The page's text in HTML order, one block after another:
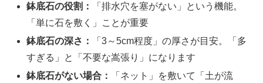
鉢底石の役割：
「排水穴を塞がない」という機能。
「単に石を敷く」ことが重要
鉢底石の深さ：
「3～5cm程度」の厚さが目安。「多
すぎる」と「不要な嵩張り」になります
鉢底石がない場合：
「ネット」を敷いて「土が流